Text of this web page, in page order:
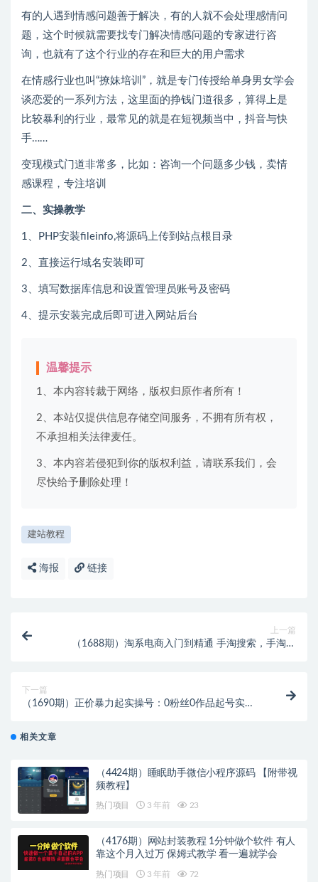
有的人遇到情感问题善于解决，有的人就不会处理感情问
题，这个时候就需要找专门解决情感问题的专家进行咨
询，也就有了这个行业的存在和巨大的用户需求
在情感行业也叫“撩妹培训”，就是专门传授给单身男女学会
谈恋爱的一系列方法，这里面的挣钱门道很多，算得上是
比较暴利的行业，最常见的就是在短视频当中，抖音与快
手……
变现模式门道非常多，比如：咨询一个问题多少钱，卖情
感课程，专注培训
二、实操教学
1、PHP安装fileinfo,将源码上传到站点根目录
2、直接运行域名安装即可
3、填写数据库信息和设置管理员账号及密码
4、提示安装完成后即可进入网站后台
温馨提示
1、本内容转裁于网络，版权归原作者所有！
2、本站仅提供信息存储空间服务，不拥有所有权，
不承担相关法律麦任。
3、本内容若侵犯到你的版权利益，请联系我们，会
尽快给予删除处理！
建站教程
海报 链接
上一篇
（1688期）淘系电商入门到精通 手淘搜索，手淘推
下一篇
（1690期）正价暴力起实操号：0粉丝0作品起号实
相关文章
（4424期）睡眠助手微信小程序源码 【附带视
频教程】
热门项目 3 年前 23
（4176期）网站封装教程 1分钟做个软件 有人
靠这个月入过万 保姆式教学 看一遍就学会
热门项目 3 年前 72